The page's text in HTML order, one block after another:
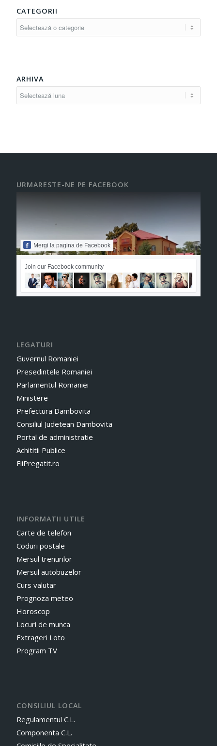
CATEGORII
ARHIVA
URMARESTE-NE PE FACEBOOK
Mergi la pagina de Facebook
Join our Facebook community
LEGATURI
Guvernul Romaniei
Presedintele Romaniei
Parlamentul Romaniei
Ministere
Prefectura Dambovita
Consiliul Judetean Dambovita
Portal de administratie
Achititii Publice
FiiPregatit.ro
INFORMATII UTILE
Carte de telefon
Coduri postale
Mersul trenurilor
Mersul autobuzelor
Curs valutar
Prognoza meteo
Horoscop
Locuri de munca
Extrageri Loto
Program TV
CONSILIUL LOCAL
Regulamentul C.L.
Componenta C.L.